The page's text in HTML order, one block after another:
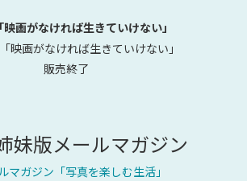
画がなければ生きていけない」
販売終了
妹版メールマガジン
マガジン「写真を楽しむ生活」